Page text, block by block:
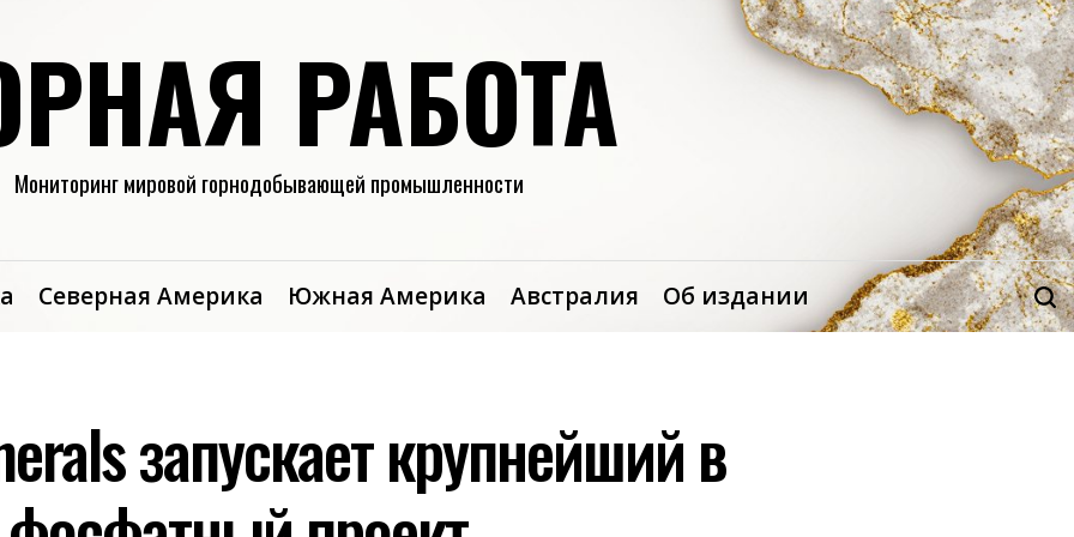
РАБОТА
Мониторинг мировой горнодобывающей промышленности
Северная Америка Южная Америка Австралия Об издании
запускает крупнейший в